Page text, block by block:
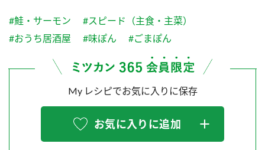
ふりかけ おすしの素
炊き込みご飯の素 米飯用調味液
Fibee
納豆のサイト
三ツ判山吹
スペシャルサイト
お酢を知ろう！
MIM（ミツカンミュージアム）
お客様相談センター
お客様の声をいかしました
販売終了製品のご案内
よくあるご質問
#鮭・サーモン
#スピード（主食・主菜）
#おうち居酒屋
#味ぽん #ごまぽん
My レシピでお気に入りに保存
お気に入りに追加